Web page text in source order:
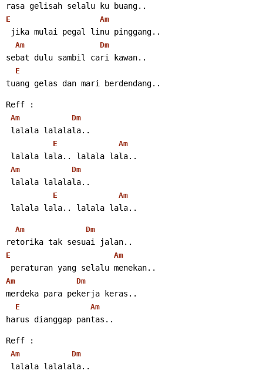
rasa gelisah selalu ku buang..
E Am
jika mulai pegal linu pinggang..
Am Dm
sebat dulu sambil cari kawan..
E
tuang gelas dan mari berdendang..
Reff :
Am Dm
lalala lalalala..
E Am
lalala lala.. lalala lala..
Am Dm
lalala lalalala..
E Am
lalala lala.. lalala lala..
Am Dm
retorika tak sesuai jalan..
E Am
peraturan yang selalu menekan..
Am Dm
merdeka para pekerja keras..
E Am
harus dianggap pantas..
Reff :
Am Dm
lalala lalalala..